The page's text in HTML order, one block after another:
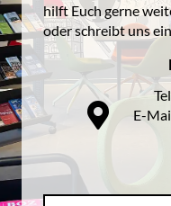
hilft Euch gerne
oder schreibt uns
E-